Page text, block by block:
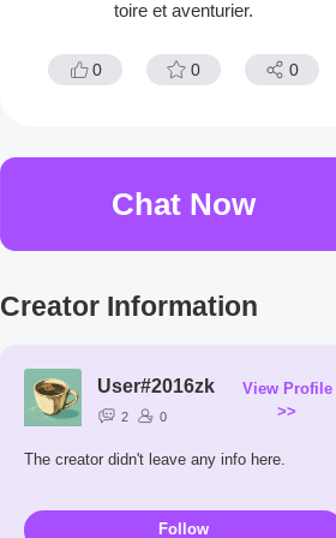
toire et aventurier.
0 0 0
Chat Now
Creator Information
User#2016zk
2 0
View Profile
>>
The creator didn't leave any info here.
Follow